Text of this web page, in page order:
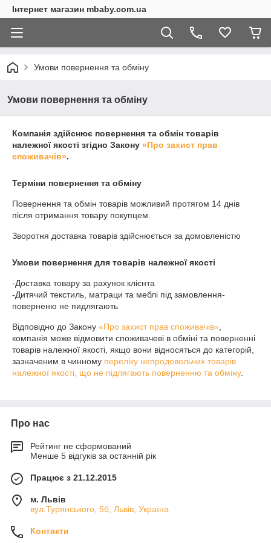
Інтернет магазин mbaby.com.ua
Умови повернення та обміну
Умови повернення та обміну
Компанія здійснює повернення та обмін товарів
належної якості згідно Закону «Про захист прав
споживачів».
Терміни повернення та обміну
Повернення та обмін товарів можливий протягом 14 днів
після отримання товару покупцем.
Зворотня доставка товарів здійснюється за домовленістю
Умови повернення для товарів належної якості
-Доставка товару за рахунок клієнта
-Дитячий текстиль, матраци та меблі під замовлення-
поверненю не пидлягають
Відповідно до Закону «Про захист прав споживачів»
компанія може відмовити споживачеві в обміні та поверненні
товарів належної якості, якщо вони відносяться до категорій,
зазначеним в чинному переліку непродовольчих товарів
належної якості, що не підлягають поверненню та обміну.
Про нас
Рейтинг не сформований
Менше 5 відгуків за останній рік
Працює з 21.12.2015
м. Львів
вул.Турянського, 5б, Львів, Україна
Контакти